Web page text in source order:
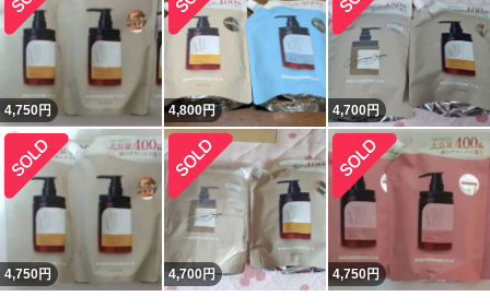
4,750円 4,800円 4,700円
4,750円 4,700円 4,750円